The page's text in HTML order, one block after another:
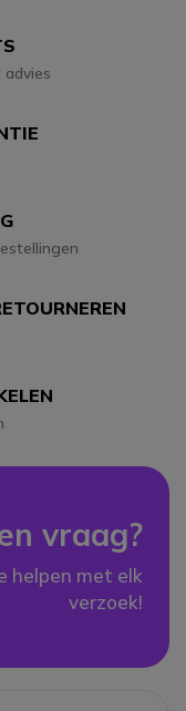
advies
vraag?
helpen met elk
verzoek!